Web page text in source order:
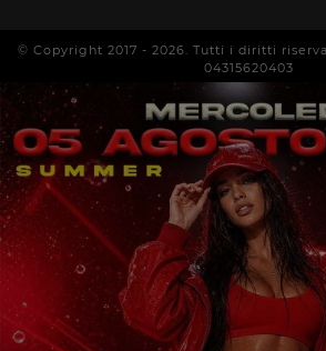
© Copyright 2017 - 2026. Tutti i diritti
04315620403